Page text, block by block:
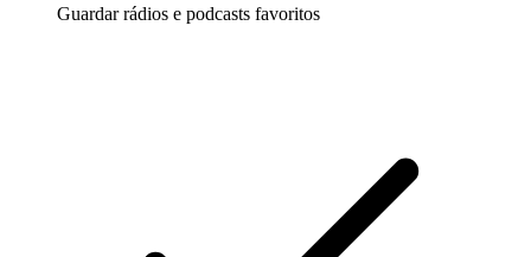
Guardar rádios e podcasts favoritos